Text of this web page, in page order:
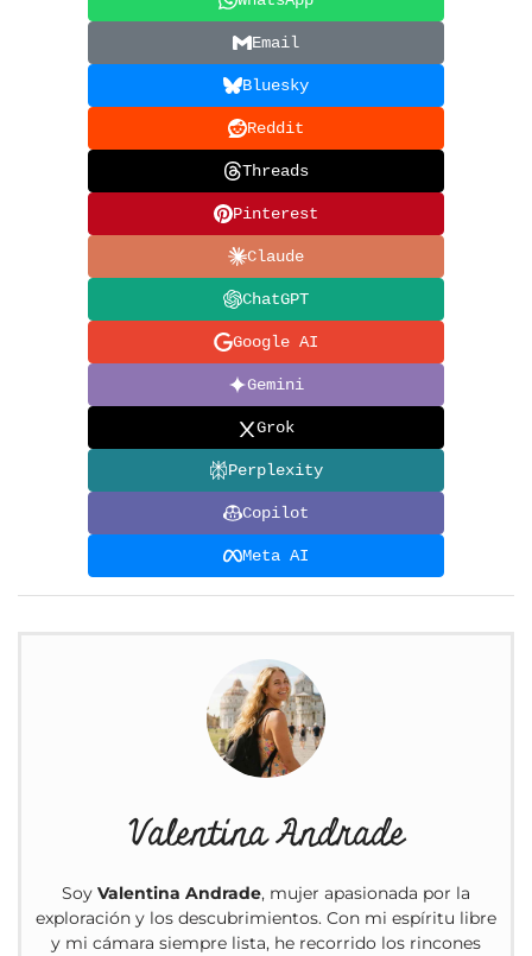
Email
Bluesky
Reddit
Threads
Pinterest
Claude
ChatGPT
Google AI
Gemini
Grok
Perplexity
Copilot
Meta AI
Valentina Andrade
Soy Valentina Andrade, mujer apasionada por la
exploración y los descubrimientos. Con mi espíritu libre
y mi cámara siempre lista, he recorrido los rincones